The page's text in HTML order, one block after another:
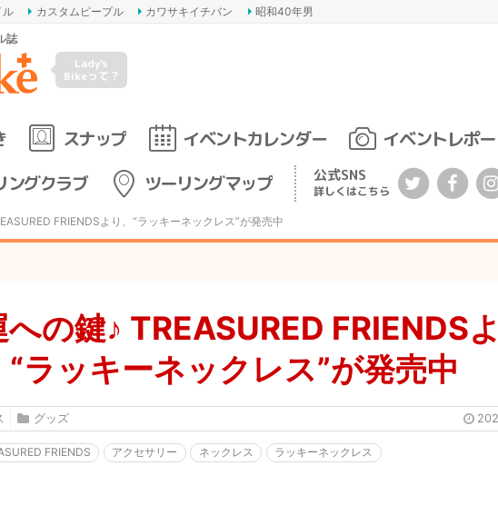
ル カスタムピープル カワサキイチバン
昭和40年男
誌
Lady's
Bikeって？
スナップ イベントカレンダー イベントレポ
ングクラブ ツーリングマップ 公式SNS
詳しくはこちら
FRIENDSより、“ラッキーネックレス”が発売中
の鍵♪ TREASURED FRIENDSよ
“ラッキーネックレス”が発売中
グッズ
FRIENDS アクセサリー ネックレス ラッキーネックレス